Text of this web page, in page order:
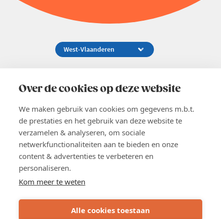
Over de cookies op deze website
We maken gebruik van cookies om gegevens m.b.t.
de prestaties en het gebruik van deze website te
verzamelen & analyseren, om sociale
netwerkfunctionaliteiten aan te bieden en onze
content & advertenties te verbeteren en
personaliseren.
Kom meer te weten
Alle cookies toestaan
02 229 81 11
EN
Word lid
Voka 2026